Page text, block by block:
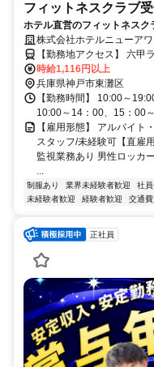
フィットネスクラブ
ホテル直営のフィットネスクラブ受付
じます！ 未経験でも安
株式会社ホテルニューア
【勤務地アクセス】 六甲
時給1,116円以上
兵庫県神戸市東灘区
【勤務時間】 10:00～
10:00～14：00、15：00
【雇用形態】 アルバイト
スタッフ/未経験可【直雇
監視業務あり 男性ロッカ
...
制服あり 業界未経験者歓迎 社
未経験者歓迎
経験者歓迎 交通
正社員